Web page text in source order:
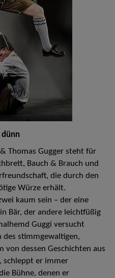
dünn
Thomas Gugger steht für
Bauch & Brauch und
die durch den
Würze erhält.
kaum sein – der eine
Bär, der andere leichtfüßig
Guggi versucht
des stimmgewaltigen,
von dessen Geschichten aus
schleppt er immer
Bühne, denen er